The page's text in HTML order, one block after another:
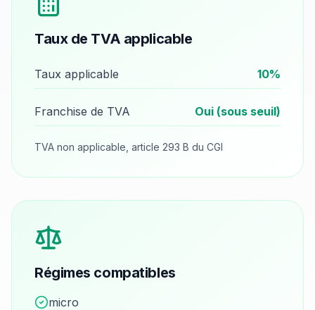
Taux de TVA applicable
Taux applicable 10%
Franchise de TVA Oui (sous seuil)
TVA non applicable, article 293 B du CGI
Régimes compatibles
micro